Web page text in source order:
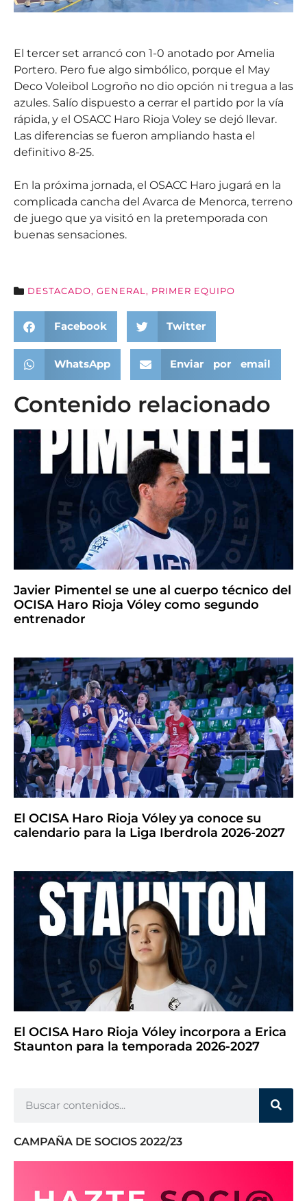
El tercer set arrancó con 1-0 anotado por Amelia
Portero. Pero fue algo simbólico, porque el May
Deco Voleibol Logroño no dio opción ni tregua a las
azules. Salío dispuesto a cerrar el partido por la vía
rápida, y el OSACC Haro Rioja Voley se dejó llevar.
Las diferencias se fueron ampliando hasta el
definitivo 8-25.
En la próxima jornada, el OSACC Haro jugará en la
complicada cancha del Avarca de Menorca, terreno
de juego que ya visitó en la pretemporada con
buenas sensaciones.
DESTACADO, GENERAL , PRIMER EQUIPO
Facebook Twitter
WhatsApp Enviar por email
Contenido relacionado
Javier Pimentel se une al cuerpo técnico del
OCISA Haro Rioja Vóley como segundo
entrenador
El OCISA Haro Rioja Vóley ya conoce su
calendario para la Liga Iberdrola 2026-2027
El OCISA Haro Rioja Vóley incorpora a Erica
Staunton para la temporada 2026-2027
CAMPAÑA DE SOCIOS 2022/23